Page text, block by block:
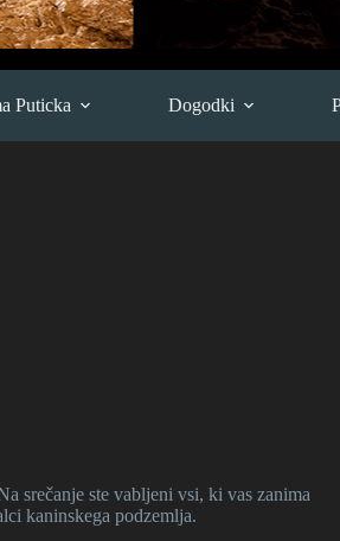
Puticka Dogodki
srečanje ste vabljeni vsi, ki vas zanima
kaninskega podzemlja.